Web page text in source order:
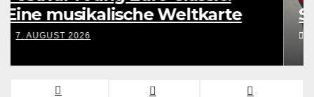
Eine musikalische Weltkarte
7. AUGUST 2026